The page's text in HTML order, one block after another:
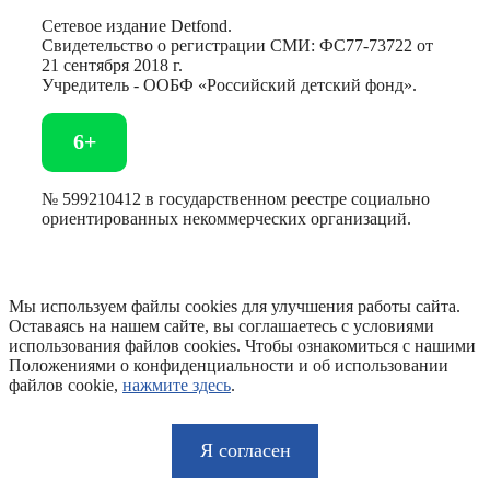
Сетевое издание Detfond.
Свидетельство о регистрации СМИ: ФС77-73722 от
21 сентября 2018 г.
Учредитель - ООБФ «Российский детский фонд».
6+
№ 599210412 в государственном реестре социально
ориентированных некоммерческих организаций.
Мы используем файлы cookies для улучшения работы сайта.
Оставаясь на нашем сайте, вы соглашаетесь с условиями
использования файлов cookies. Чтобы ознакомиться с нашими
Положениями о конфиденциальности и об использовании
файлов cookie, нажмите здесь.
Я согласен